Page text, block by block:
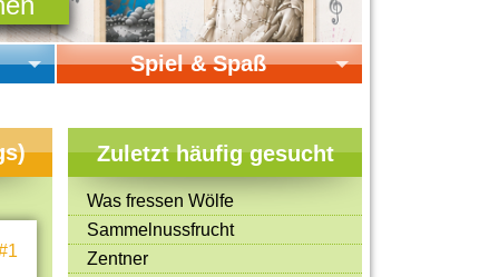
Spiel & Spaß
Online-Spiele
Mitmachen & Kreatives
Bücher & Filme
Quiz-Spiele
Zuletzt häufig gesucht
Was fressen Wölfe
Sammelnussfrucht
Zentner